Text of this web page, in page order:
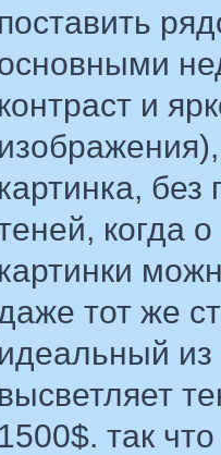
поставить
контраст и
картинка, без
когда
картинки
тот же
идеальный
высветляет
1500$. так